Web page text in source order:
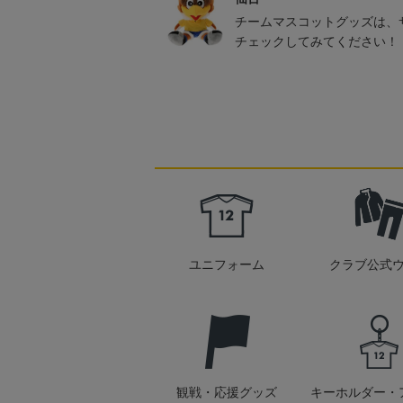
チームマスコットグッズは
チェックしてみてください！
ユニフォーム クラブ公式
観戦・応援グッズ キーホルダー・